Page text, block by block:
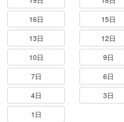
16日
15日
13日
12日
10日
9日
7日
6日
4日
3日
1日